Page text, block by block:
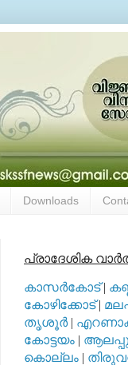
Downloads
പ്രാദേശിക
കാസര്‍കോട്|
കോഴിക്കോട്|
തൃശൂര്‍|
കോട്ടയം |
കൊല്ലം |